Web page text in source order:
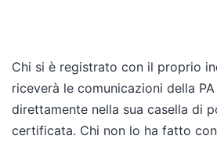
Chi si è registrato con il proprio
riceverà le comunicazioni della
direttamente nella sua casella di
certificata. Chi non lo ha fatto